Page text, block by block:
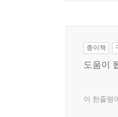
종이책
도움이
이 한줄평